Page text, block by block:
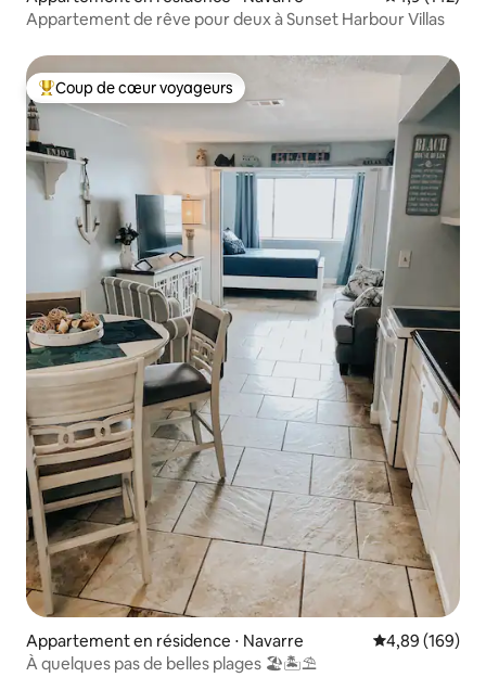
Appartement de rêve pour deux à Sunset Harbour Villas
Coups de cœur voyageurs les plus appréciés
Coup de cœur voyageurs
Appartement en résidence ⋅ Navarre Évaluation
4,89 (169)
À quelques pas de belles plages 🏖🏝⛱